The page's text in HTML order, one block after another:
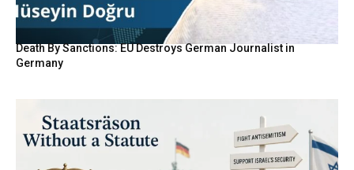
Death By Sanctions: EU Destroys German Journalist in
Germany